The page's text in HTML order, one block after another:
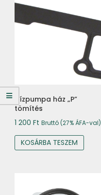
Vízpumpa ház „P”
tömítés
1 200 Ft Bruttó (27% ÁFA-val)
KOSÁRBA TESZEM